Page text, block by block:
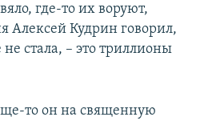
где-то их воруют,
Алексей Кудрин говорил,
стала, – это триллионы
то он на священную